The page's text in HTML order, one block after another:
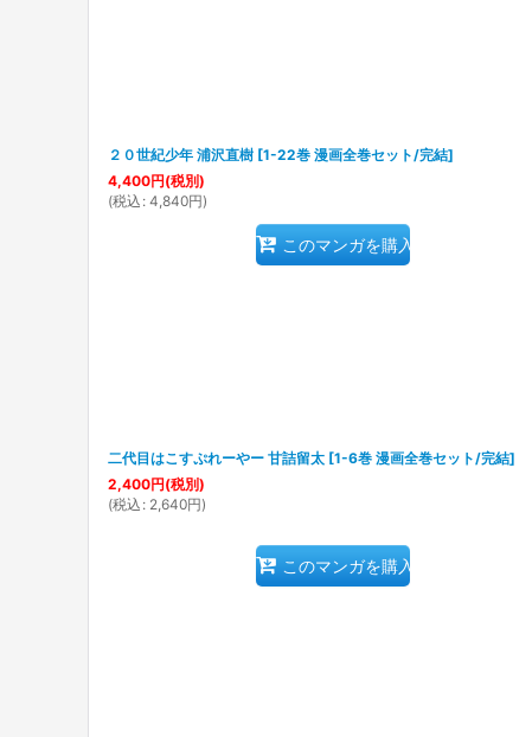
２０世紀少年 浦沢直樹 [1-22巻 漫画全巻セット/完結]
4,400円(税別)
(税込 : 4,840円)
このマンガを購入
二代目はこすぷれーやー 甘詰留太 [1-6巻 漫画全巻セット/完結]
2,400円(税別)
(税込 : 2,640円)
このマンガを購入